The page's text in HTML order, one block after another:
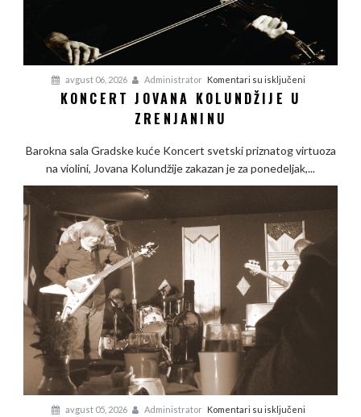
avgust 06, 2026 Administrator Komentari su isključenina
u
Zrenjaninu
KONCERT JOVANA KOLUNDŽIJE U
ZRENJANINU
Barokna sala Gradske kuće Koncert svetski priznatog virtuoza
na violini, Jovana Kolundžije zakazan je za ponedeljak,...
avgust 05, 2026 Administrator Komentari su isključenina